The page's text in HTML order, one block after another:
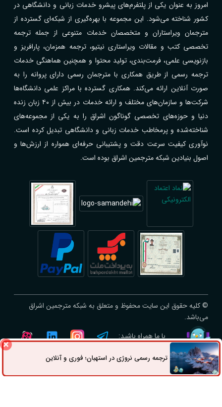
امروز به عنوان یکی از پلتفرم‌های پیشرو خدمات زبانی و دانشگاهی در
کشور شناخته می‌شود. این مجموعه با بهره‌گیری از شبکه‌ای گسترده از
مترجمان ویراستاران و متخصصان خدمات متنوعی از جمله ترجمه
تخصصی کتب و مقالات ویراستاری نیتیو، ترجمه همزمان، پارافریز و
بازنویسی علمی، فرمت‌بندی، تولید محتوا و همچنین هماهنگی خدمات
ترجمه رسمی از طریق همکاری با مترجمان رسمی دارای پروانه را به
صورت آنلاین ارائه می‌کند. همکاری گسترده با مراکز علمی دانشگاه‌ها
شرکت‌ها و سازمان‌های مختلف و ارائه خدمات در بیش از ۴۰ زبان زنده
دنیا و حوزه‌های تخصصی گوناگون اشراق را به یکی از مجموعه‌های
شناخته‌شده و پرمخاطب خدمات زبانی و دانشگاهی تبدیل کرده است.
نوآوری کیفیت سرعت دقت و پشتیبانی حرفه‌ای همواره از ارزش‌ها و
اصول بنیادین شبکه مترجمین اشراق بوده است.
© کلیه حقوق این سایت محفوظ و متعلق به شبکه مترجمین اشراق
می‌باشد.
با ما همراه باشید:
ترجمه رسمی نروژی در استهبان؛ فوری و آنلاینثبت سفارش راه های ارتباطی